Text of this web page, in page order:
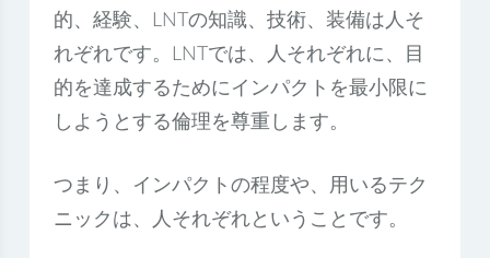
的、経験、LNTの知識、技術、装備は人そ
れぞれです。LNTでは、人それぞれに、目
的を達成するためにインパクトを最小限に
しようとする倫理を尊重します。
つまり、インパクトの程度や、用いるテク
ニックは、人それぞれということです。